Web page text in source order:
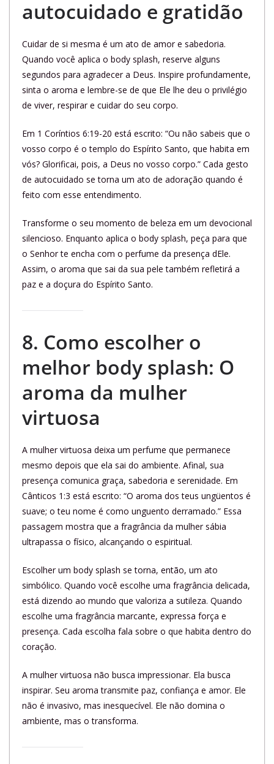
autocuidado e gratidão
Cuidar de si mesma é um ato de amor e sabedoria.
Quando você aplica o body splash, reserve alguns
segundos para agradecer a Deus. Inspire profundamente,
sinta o aroma e lembre-se de que Ele lhe deu o privilégio
de viver, respirar e cuidar do seu corpo.
Em 1 Coríntios 6:19-20 está escrito: “Ou não sabeis que o
vosso corpo é o templo do Espírito Santo, que habita em
vós? Glorificai, pois, a Deus no vosso corpo.” Cada gesto
de autocuidado se torna um ato de adoração quando é
feito com esse entendimento.
Transforme o seu momento de beleza em um devocional
silencioso. Enquanto aplica o body splash, peça para que
o Senhor te encha com o perfume da presença dEle.
Assim, o aroma que sai da sua pele também refletirá a
paz e a doçura do Espírito Santo.
8. Como escolher o
melhor body splash: O
aroma da mulher
virtuosa
A mulher virtuosa deixa um perfume que permanece
mesmo depois que ela sai do ambiente. Afinal, sua
presença comunica graça, sabedoria e serenidade. Em
Cânticos 1:3 está escrito: “O aroma dos teus ungüentos é
suave; o teu nome é como unguento derramado.” Essa
passagem mostra que a fragrância da mulher sábia
ultrapassa o físico, alcançando o espiritual.
Escolher um body splash se torna, então, um ato
simbólico. Quando você escolhe uma fragrância delicada,
está dizendo ao mundo que valoriza a sutileza. Quando
escolhe uma fragrância marcante, expressa força e
presença. Cada escolha fala sobre o que habita dentro do
coração.
A mulher virtuosa não busca impressionar. Ela busca
inspirar. Seu aroma transmite paz, confiança e amor. Ele
não é invasivo, mas inesquecível. Ele não domina o
ambiente, mas o transforma.